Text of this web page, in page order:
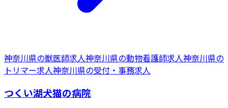
神奈川県の獣医師求人神奈川県の動物看護師求人神奈川県の
トリマー求人神奈川県の受付・事務求人
つくい湖犬猫の病院